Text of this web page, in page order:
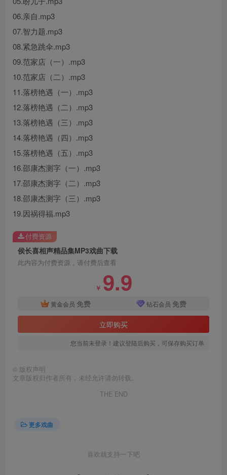
06.亲自.mp3
07.智力题.mp3
08.紧急跳伞.mp3
09.范家店（一）.mp3
10.范家店（二）.mp3
11.落榜艳遇（一）.mp3
12.落榜艳遇（二）.mp3
13.落榜艳遇（三）.mp3
14.落榜艳遇（四）.mp3
15.落榜艳遇（五）.mp3
16.邵康杰测字（一）.mp3
17.邵康杰测字（二）.mp3
18.邵康杰测字（三）.mp3
19.因祸得福.mp3
侯长喜相声精品集MP3戏曲下载
此内容为付费资源，请付费后查看
￥ 9.9
黄金会员 免费 钻石会员 免费
立即购买
您当前未登录！建议登陆后购买，可保存购买订单
付费资源
© 版权声明
文章版权归作者所有，未经允许请勿转载。
THE END
更多戏曲
喜欢就支持一下吧